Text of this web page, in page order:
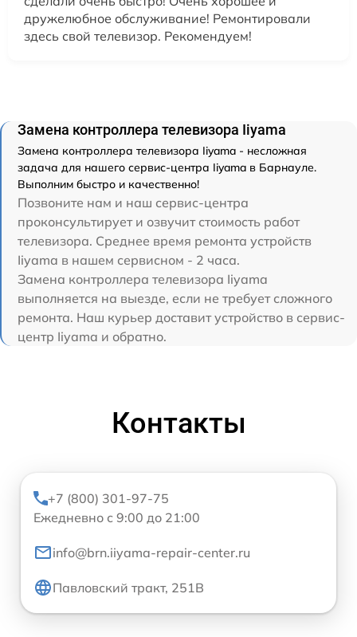
дружелюбное обслуживание! Ремонтировали
здесь свой телевизор. Рекомендуем!
Замена контроллера телевизора Iiyama
Замена контроллера телевизора Iiyama - несложная
задача для нашего сервис-центра Iiyama в Барнауле.
Выполним быстро и качественно!
Позвоните нам и наш сервис-центра
проконсультирует и озвучит стоимость работ
телевизора. Среднее время ремонта устройств
Iiyama в нашем сервисном - 2 часа.
Замена контроллера телевизора Iiyama
выполняется на выезде, если не требует сложного
ремонта. Наш курьер доставит устройство в сервис-
центр Iiyama и обратно.
Контакты
+7 (800) 301-97-75
Ежедневно с 9:00 до 21:00
info@brn.iiyama-repair-center.ru
Павловский тракт, 251В